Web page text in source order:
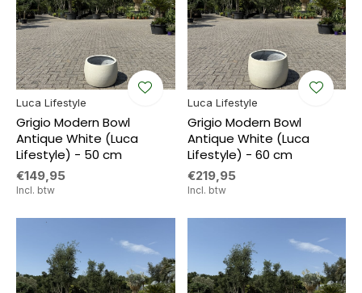
Luca Lifestyle
Grigio Modern Bowl
Antique White (Luca
Lifestyle) - 50 cm
€149,95
Incl. btw
Luca Lifestyle
Grigio Modern Bowl
Antique White (Luca
Lifestyle) - 60 cm
€219,95
Incl. btw